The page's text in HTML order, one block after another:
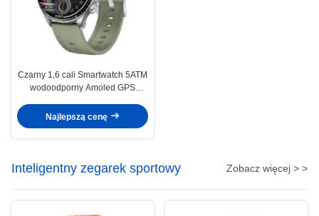
Czarny 1,6 cali Smartwatch 5ATM
wodoodporny Amoled GPS
Najlepszą cenę
Inteligentny zegarek sportowy Zobacz więcej > >